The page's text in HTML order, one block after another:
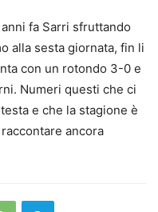
fa Sarri sfruttando
alla sesta giornata, fin li
con un rotondo 3-0 e
Numeri questi che ci
e che la stagione è
ancora